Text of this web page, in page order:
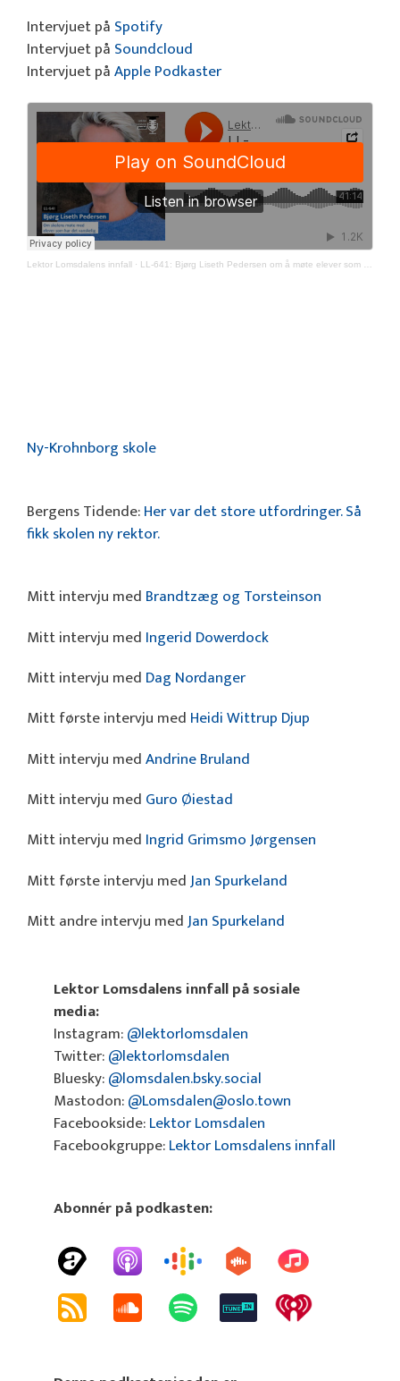
Intervjuet på Spotify
Intervjuet på Soundcloud
Intervjuet påApple Podkaster
Lektor Lomsdalens innfall · LL-641: Bjørg Liseth Pedersen om å møte elever som har det vanskelig
Ny-Krohnborg skole
Bergens Tidende:Her var det store utford­ringer. Så
fikk skolen ny rektor.
Mitt intervju med Brandtzæg og Torsteinson
Mitt intervju med Ingerid Dowerdock
Mitt intervju med Dag Nordanger
Mitt første intervju med Heidi Wittrup Djup
Mitt intervju medAndrine Bruland
Mitt intervju med Guro Øiestad
Mitt intervju med Ingrid Grimsmo Jørgensen
Mitt første intervju medJan Spurkeland
Mitt andre intervju medJan Spurkeland
Lektor Lomsdalens innfall på sosiale
media:
Instagram:@lektorlomsdalen
Twitter:@lektorlomsdalen
Bluesky:@lomsdalen.bsky.social
Mastodon:@Lomsdalen@oslo.town
Facebookside:Lektor Lomsdalen
Facebookgruppe:Lektor Lomsdalens innfall
Abonnér på podkasten: